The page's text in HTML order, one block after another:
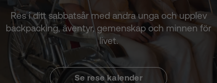
Res i ditt sabbatsår med andra unga och upplev
backpacking, äventyr, gemenskap och minnen för
livet.
Se rese kalender